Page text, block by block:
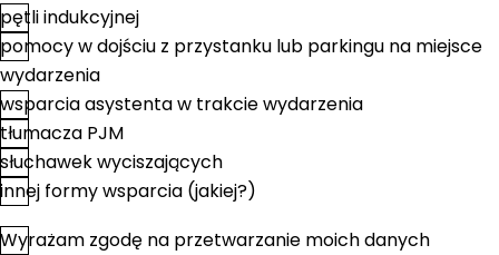
pętli indukcyjnej
pomocy w dojściu z przystanku lub parkingu na miejsce
wydarzenia
wsparcia asystenta w trakcie wydarzenia
tłumacza PJM
słuchawek wyciszających
innej formy wsparcia (jakiej?)
Zgoda*
Wyrażam zgodę na przetwarzanie moich danych